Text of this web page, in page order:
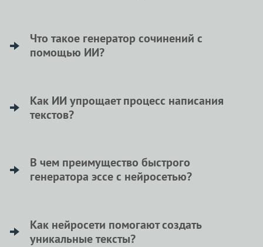
Что такое генератор сочинений с
помощью ИИ?
инструмент, который помогает людям
создавать уникальные тексты быстрее и легче.
Как ИИ упрощает процесс написания
текстов?
потому что он помогает быстро организовать
мысли и формулировать идеи в слова.
В чем преимущество быстрого
генератора эссе с нейросетью?
нейросетью в том, что он позволяет создавать
качественные тексты всего за несколько
Как нейросети помогают создать
уникальные тексты?